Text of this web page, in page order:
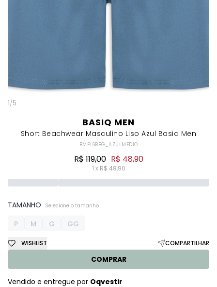
1/5
BASIQ MEN
Short Beachwear Masculino Liso Azul Basiq Men
BMPI6BBG_AZULMEDIO
R$ 119,00 R$ 48,90
1 x R$ 48,90
TAMANHO Selecione o tamanho
P M G GG
COMPRAR
WISHLIST COMPARTILHAR
Vendido e entregue por Oqvestir